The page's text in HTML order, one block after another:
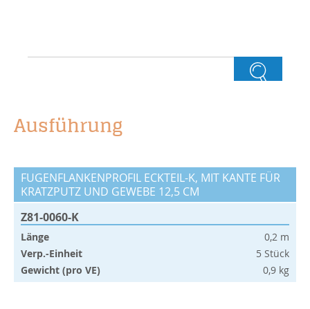
Ausführung
FUGENFLANKENPROFIL ECKTEIL-K, MIT KANTE FÜR
KRATZPUTZ UND GEWEBE 12,5 CM
Z81-0060-K
Länge
0,2 m
Verp.-Einheit
5 Stück
Gewicht (pro VE)
0,9 kg